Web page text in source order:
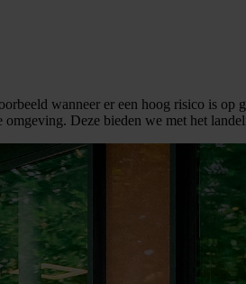
wanneer er een hoog risico is
Deze bieden we met het